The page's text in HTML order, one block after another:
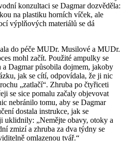
konzultaci se Dagmar dozvěděla:
na plastiku horních víček, ale
výplňových materiálů se dá
do péče MUDr. Musilové a MUDr.
mohl začít. Použité ampulky se
Dagmar působila dojmem, jakoby
jak se cítí, odpovídala, že ji nic
„zatlačí“. Zhruba po čtyřiceti
se sice pomalu začaly objevovat
nebránilo tomu, aby se Dagmar
dostala instrukce, jak se
uklidnily: „Nemějte obavy, otoky a
zmizí a zhruba za dva týdny se
omlazenou tvář.“